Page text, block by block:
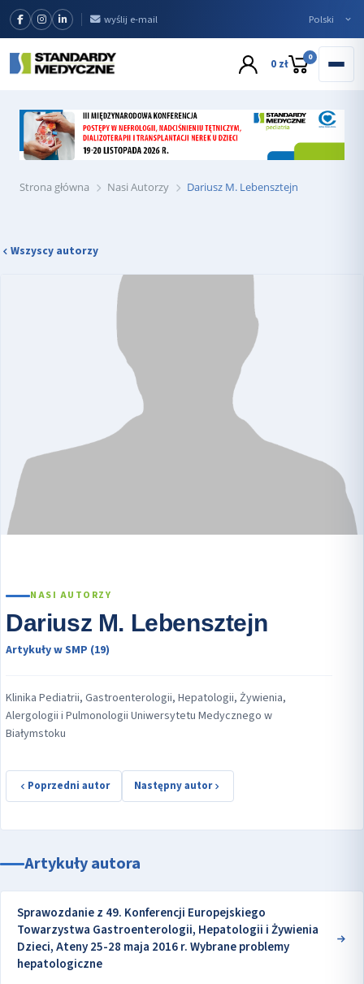
wyślij e-mail
0 zł 0
Strona główna Nasi Autorzy Dariusz M. Lebensztejn
Wszyscy autorzy
NASI AUTORZY
Dariusz M. Lebensztejn
Artykuły w SMP (19)
Klinika Pediatrii, Gastroenterologii, Hepatologii, Żywienia,
Alergologii i Pulmonologii Uniwersytetu Medycznego w
Białymstoku
Poprzedni autor Następny autor
Artykuły autora
Sprawozdanie z 49. Konferencji Europejskiego
Towarzystwa Gastroenterologii, Hepatologii i Żywienia
Dzieci, Ateny 25-28 maja 2016 r. Wybrane problemy
hepatologiczne